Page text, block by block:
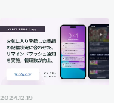
2024.12.19